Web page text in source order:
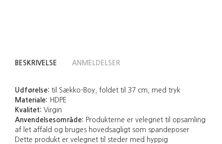
BESKRIVELSE ANMELDELSER
Udførelse: til Sækko-Boy, foldet til 37 cm, med tryk
Materiale: HDPE
Kvalitet: Virgin
Anvendelsesområde: Produkterne er velegnet til opsamling
af let affald og bruges hovedsagligt som spandeposer.
Dette produkt er velegnet til steder med hyppig